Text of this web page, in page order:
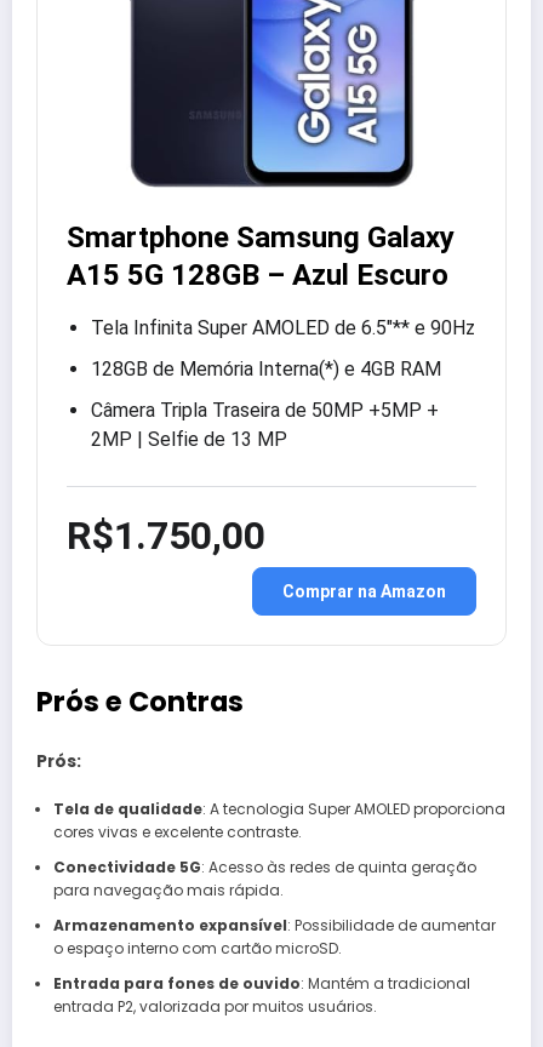
Smartphone Samsung Galaxy
A15 5G 128GB – Azul Escuro
Tela Infinita Super AMOLED de 6.5″** e 90Hz
128GB de Memória Interna(*) e 4GB RAM
Câmera Tripla Traseira de 50MP +5MP +
2MP | Selfie de 13 MP
R$1.750,00
Comprar na Amazon
Prós e Contras
Prós:
Tela de qualidade: A tecnologia Super AMOLED proporciona
cores vivas e excelente contraste.
Conectividade 5G: Acesso às redes de quinta geração
para navegação mais rápida.
Armazenamento expansível: Possibilidade de aumentar
o espaço interno com cartão microSD.
Entrada para fones de ouvido: Mantém a tradicional
entrada P2, valorizada por muitos usuários.